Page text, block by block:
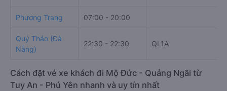
Nhà xe
chạy
Điểm đi